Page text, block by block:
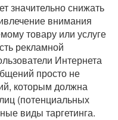
значительно снижать
внимания
товару или услуге
рекламной
Интернета
просто не
которым должна
(потенциальных
виды таргетинга.